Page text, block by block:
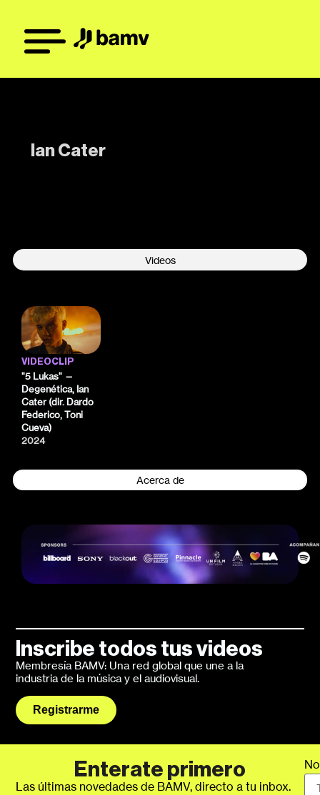
Ian Cater
Videos
Acerca de
VIDEOCLIP
"5 Lukas" —
Degenética, Ian
Cater (dir. Dardo
Federico, Toni
Cueva)
2024
Inscribe todos tus videos
Membresía BAMV: Una red global que une a la
industria de la música y el audiovisual.
Registrarme
Enterate primero
Las últimas novedades de BAMV, directo a tu inbox.